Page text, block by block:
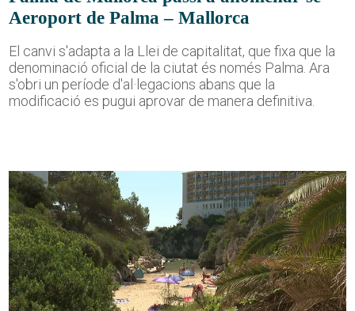
Aeroport de Palma – Mallorca
El canvi s'adapta a la Llei de capitalitat, que fixa que la
denominació oficial de la ciutat és només Palma. Ara
s'obri un període d'al·legacions abans que la
modificació es pugui aprovar de manera definitiva.